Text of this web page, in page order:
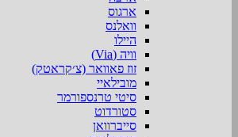
ארגוס
וואלנס
היילו
וויה (Via)
זוז פאוואר (צ׳קראטק)
מובילאיי
סיטי טרנספורמר
סטורדוט
סייברוואן